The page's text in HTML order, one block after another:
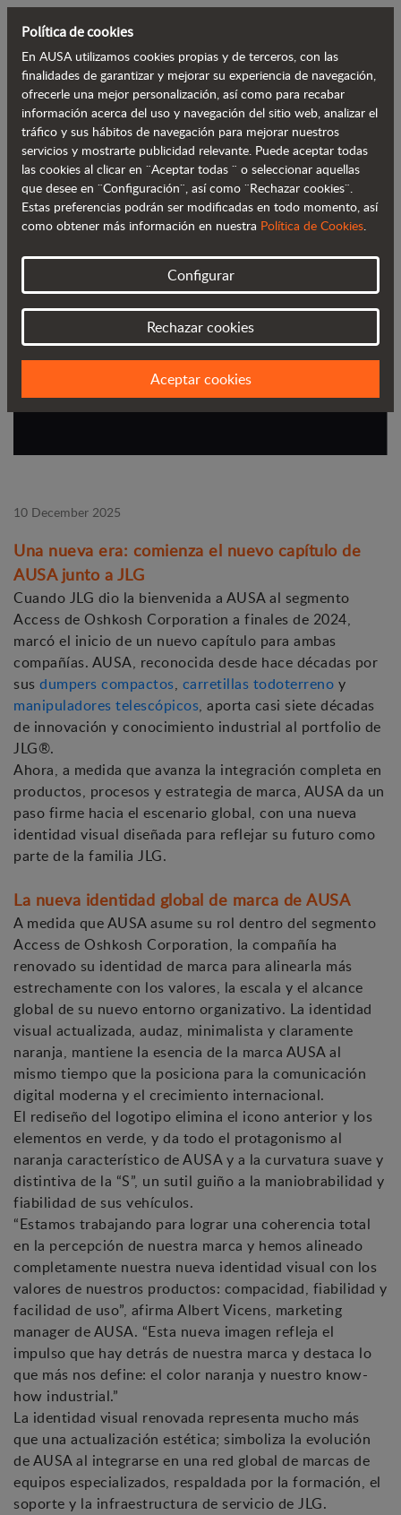
Volver al blog
Una nueva era: comienza el nuevo
capítulo de AUSA junto a JLG
10 December 2025
Una nueva era: comienza el nuevo capítulo de
AUSA junto a JLG
Cuando JLG dio la bienvenida a AUSA al segmento
Access de Oshkosh Corporation a finales de 2024,
marcó el inicio de un nuevo capítulo para ambas
compañías. AUSA, reconocida desde hace décadas por
sus dumpers compactos, carretillas todoterreno y
manipuladores telescópicos, aporta casi siete décadas
de innovación y conocimiento industrial al portfolio de
JLG®.
Ahora, a medida que avanza la integración completa en
productos, procesos y estrategia de marca, AUSA da un
paso firme hacia el escenario global, con una nueva
identidad visual diseñada para reflejar su futuro como
parte de la familia JLG.
La nueva identidad global de marca de AUSA
A medida que AUSA asume su rol dentro del segmento
Access de Oshkosh Corporation, la compañía ha
renovado su identidad de marca para alinearla más
estrechamente con los valores, la escala y el alcance
global de su nuevo entorno organizativo. La identidad
visual actualizada, audaz, minimalista y claramente
naranja, mantiene la esencia de la marca AUSA al
mismo tiempo que la posiciona para la comunicación
digital moderna y el crecimiento internacional.
El rediseño del logotipo elimina el icono anterior y los
elementos en verde, y da todo el protagonismo al
naranja característico de AUSA y a la curvatura suave y
distintiva de la “S”, un sutil guiño a la maniobrabilidad y
fiabilidad de sus vehículos.
“Estamos trabajando para lograr una coherencia total
en la percepción de nuestra marca y hemos alineado
completamente nuestra nueva identidad visual con los
valores de nuestros productos: compacidad, fiabilidad y
facilidad de uso”, afirma Albert Vicens, marketing
manager de AUSA. “Esta nueva imagen refleja el
impulso que hay detrás de nuestra marca y destaca lo
que más nos define: el color naranja y nuestro know-
how industrial.”
La identidad visual renovada representa mucho más
que una actualización estética; simboliza la evolución
de AUSA al integrarse en una red global de marcas de
equipos especializados, respaldada por la formación, el
soporte y la infraestructura de servicio de JLG.
Política de cookies
En AUSA utilizamos cookies propias y de terceros, con las
finalidades de garantizar y mejorar su experiencia de navegación,
ofrecerle una mejor personalización, así como para recabar
información acerca del uso y navegación del sitio web, analizar el
tráfico y sus hábitos de navegación para mejorar nuestros
servicios y mostrarte publicidad relevante. Puede aceptar todas
las cookies al clicar en ¨Aceptar todas ¨ o seleccionar aquellas
que desee en ¨Configuración¨, así como ¨Rechazar cookies¨.
Estas preferencias podrán ser modificadas en todo momento, así
como obtener más información en nuestra Política de Cookies.
Configurar
Rechazar cookies
Aceptar cookies